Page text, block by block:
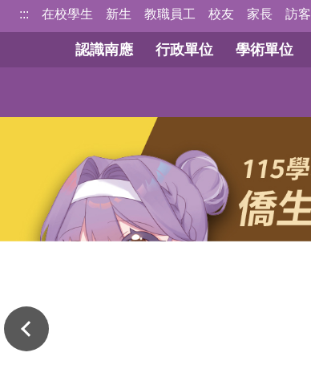
到
認識南應 行政單位 學術單位
::: 在校學生 新生 教職員工 校友 家長 訪客